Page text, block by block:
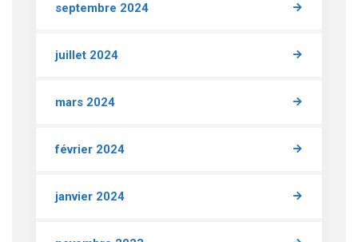
septembre 2024
juillet 2024
mars 2024
février 2024
janvier 2024